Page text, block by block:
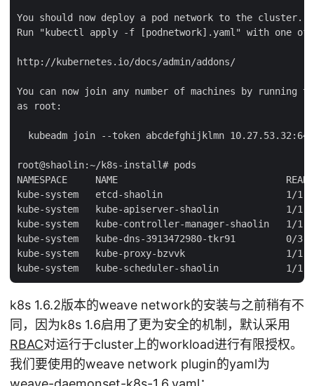
You should now deploy a pod network to the cluster.
Run "kubectl apply -f [podnetwork].yaml" with one
http://kubernetes.io/docs/admin/addons/
You can now join any number of machines by running
as root:
kubeadm join --token abcdefghijklmn
root@shaolin:~/k8s-install# pods
NAMESPACE     NAME
kube-system   etcd-shaolin                      1/1
kube-system   kube-apiserver-shaolin
kube-system   kube-controller-manager-shaolin
kube-system   kube-dns-3913472980-tkr91
kube-system   kube-proxy-bzvvk                  1/
k8s 1.6.2版本的weave network的安装与之前稍有不
同，因为k8s 1.6启用了更为安全的机制，默认采用
RBAC对运行于cluster上的workload进行有限授权。
我们要使用的weave network plugin的yaml为